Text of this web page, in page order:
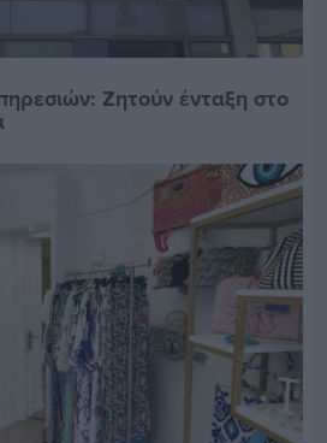
Ζητούν ένταξη στο